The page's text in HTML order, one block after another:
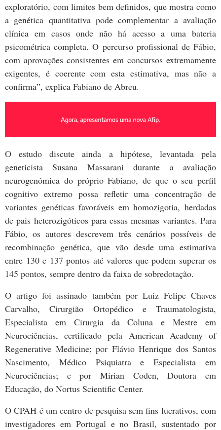
exploratório, com limites bem definidos, que mostra como
a genética quantitativa pode complementar a avaliação
clínica em casos onde não há acesso a uma bateria
psicométrica completa. O percurso profissional de Fábio,
com aprovações consistentes em concursos extremamente
exigentes, é coerente com esta estimativa, mas não a
confirma”, explica Fabiano de Abreu.
O estudo discute ainda a hipótese, levantada pela
geneticista Susana Massarani durante a avaliação
neurogenómica do próprio Fabiano, de que o seu perfil
cognitivo extremo possa refletir uma concentração de
variantes genéticas favoráveis em homozigotia, herdadas
de pais heterozigóticos para essas mesmas variantes. Para
Fábio, os autores descrevem três cenários possíveis de
recombinação genética, que vão desde uma estimativa
entre 130 e 137 pontos até valores que podem superar os
145 pontos, sempre dentro da faixa de sobredotação.
O artigo foi assinado também por Luiz Felipe Chaves
Carvalho, Cirurgião Ortopédico e Traumatologista,
Especialista em Cirurgia da Coluna e Mestre em
Neurociências, certificado pela American Academy of
Regenerative Medicine; por Flávio Henrique dos Santos
Nascimento, Médico Psiquiatra e Especialista em
Neurociências; e por Mirian Coden, Doutora em
Educação, do Nortus Scientific Center.
O CPAH é um centro de pesquisa sem fins lucrativos, com
investigadores em Portugal e no Brasil, sustentado por